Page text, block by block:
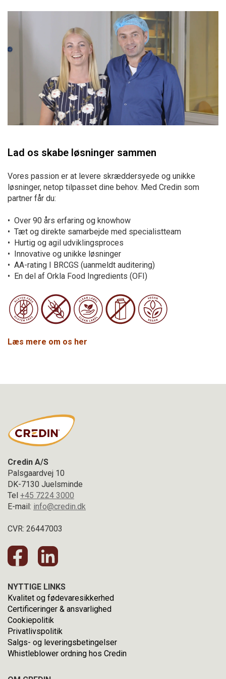
Lad os skabe løsninger sammen
Vores passion er at levere skræddersyede og unikke
løsninger, netop tilpasset dine behov. Med Credin som
partner får du:
• Over 90 års erfaring og knowhow
• Tæt og direkte samarbejde med specialistteam
• Hurtig og agil udviklingsproces
• Innovative og unikke løsninger
• AA-rating I BRCGS (uanmeldt auditering)
• En del af Orkla Food Ingredients (OFI)
Læs mere om os her
Credin A/S
Palsgaardvej 10
DK-7130 Juelsminde
Tel +45 7224 3000
E-mail: info@credin.dk
CVR: 26447003
NYTTIGE LINKS
Kvalitet og fødevaresikkerhed
Certificeringer & ansvarlighed
Cookiepolitik
Privatlivspolitik
Salgs- og leveringsbetingelser
Whistleblower ordning hos Credin